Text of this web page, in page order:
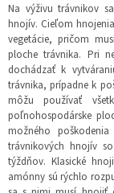
Na výživu trávnikov
hnojív. Cieľom
vegetácie, pričom
ploche trávnika. Pri
dochádzať k
trávnika, prípadne k
môžu používať
poľnohospodárske
možného
trávnikových hnojív
týždňov. Klasické
amónny sú rýchlo